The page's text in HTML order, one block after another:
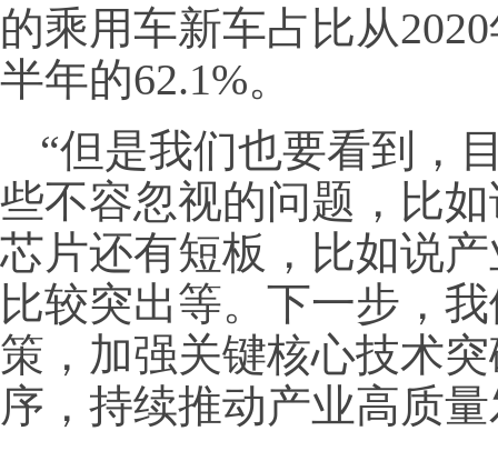
的乘用车新车占比从
半年的62.1%。
“但是我们也要看到，
些不容忽视的问题，比
芯片还有短板，比如说
比较突出等。下一步，
策，加强关键核心技术
序，持续推动产业高质